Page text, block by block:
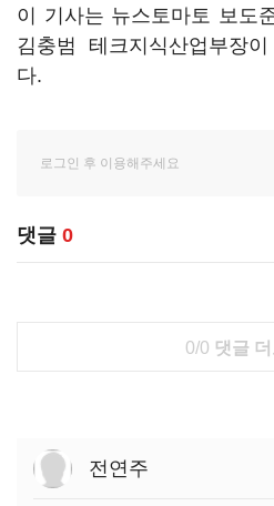
이 기사는 뉴스토마토 보도
김충범 테크지식산업부장
다.
댓글 0
0/0 댓글 더
전연주